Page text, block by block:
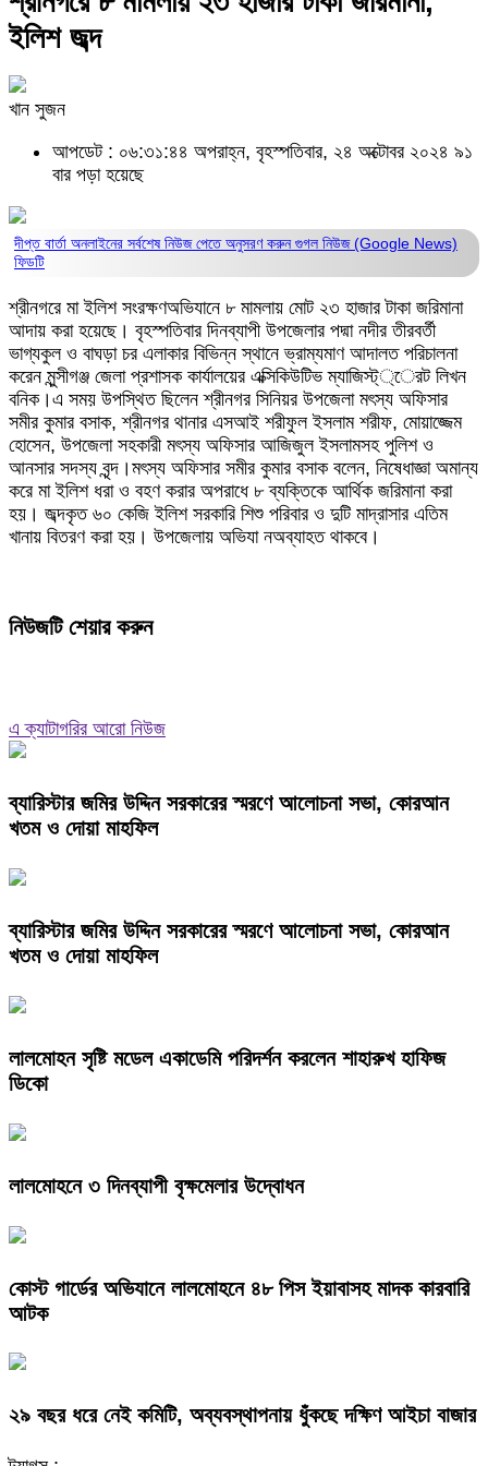
ইলিশ জব্দ
খান সুজন
আপডেট : ০৬:৩১:৪৪ অপরাহ্ন, বৃহস্পতিবার, ২৪ অক্টোবর ২০২৪ ৯১
বার পড়া হয়েছে
দীপ্ত বার্তা অনলাইনের সর্বশেষ নিউজ পেতে অনুসরণ করুনগুগল নিউজ (Google News)
ফিডটি
শ্রীনগরে মা ইলিশ সংরক্ষণঅভিযানে ৮ মামলায় মোট ২৩ হাজার টাকা জরিমানা
আদায় করা হয়েছে। বৃহস্পতিবার দিনব্যাপী উপজেলার পদ্মা নদীর তীরবর্তী
ভাগ্যকুল ও বাঘড়া চর এলাকার বিভিন্ন স্থানে ভ্রাম্যমাণ আদালত পরিচালনা
করেন মুন্সীগঞ্জ জেলা প্রশাসক কার্যালয়ের এক্সিকিউটিভ ম্যাজিস্ট্্েরট লিখন
বনিক।এ সময় উপস্থিত ছিলেন শ্রীনগর সিনিয়র উপজেলা মৎস্য অফিসার
সমীর কুমার বসাক, শ্রীনগর থানার এসআই শরীফুল ইসলাম শরীফ, মোয়াজ্জেম
হোসেন, উপজেলা সহকারী মৎস্য অফিসার আজিজুল ইসলামসহ পুলিশ ও
আনসার সদস্য বৃন্দ।মৎস্য অফিসার সমীর কুমার বসাক বলেন, নিষেধাজ্ঞা অমান্য
করে মা ইলিশ ধরা ও বহণ করার অপরাধে ৮ ব্যক্তিকে আর্থিক জরিমানা করা
হয়। জব্দকৃত ৬০ কেজি ইলিশ সরকারি শিশু পরিবার ও দুটি মাদ্রাসার এতিম
খানায় বিতরণ করা হয়। উপজেলায় অভিযা নঅব্যাহত থাকবে।
নিউজটি শেয়ার করুন
এ ক্যাটাগরির আরো নিউজ
ব্যারিস্টার জমির উদ্দিন সরকারের স্মরণে আলোচনা সভা, কোরআন
খতম ও দোয়া মাহফিল
ব্যারিস্টার জমির উদ্দিন সরকারের স্মরণে আলোচনা সভা, কোরআন
খতম ও দোয়া মাহফিল
লালমোহন সৃষ্টি মডেল একাডেমি পরিদর্শন করলেন শাহারুখ হাফিজ
ডিকো
লালমোহনে ৩ দিনব্যাপী বৃক্ষমেলার উদ্বোধন
কোস্ট গার্ডের অভিযানে লালমোহনে ৪৮ পিস ইয়াবাসহ মাদক কারবারি
আটক
২৯ বছর ধরে নেই কমিটি, অব্যবস্থাপনায় ধুঁকছে দক্ষিণ আইচা বাজার